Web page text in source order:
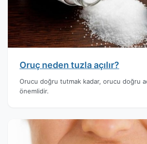
Oruç neden tuzla açılır?
Orucu doğru tutmak kadar, orucu doğru
önemlidir.